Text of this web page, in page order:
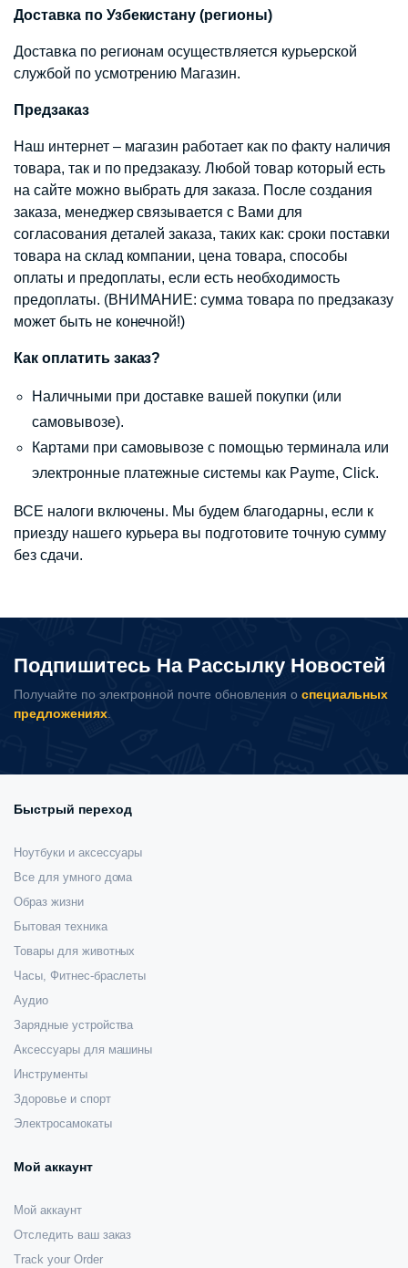
Доставка по Узбекистану (регионы)
Доставка по регионам осуществляется курьерской
службой по усмотрению Магазин.
Предзаказ
Наш интернет – магазин работает как по факту наличия
товара, так и по предзаказу. Любой товар который есть
на сайте можно выбрать для заказа. После создания
заказа, менеджер связывается с Вами для
согласования деталей заказа, таких как: сроки поставки
товара на склад компании, цена товара, способы
оплаты и предоплаты, если есть необходимость
предоплаты. (ВНИМАНИЕ: сумма товара по предзаказу
может быть не конечной!)
Как оплатить заказ?
Наличными при доставке вашей покупки (или
самовывозе).
Картами при самовывозе с помощью терминала или
электронные платежные системы как Payme, Click.
ВСЕ налоги включены. Мы будем благодарны, если к
приезду нашего курьера вы подготовите точную сумму
без сдачи.
Подпишитесь На Рассылку Новостей
Получайте по электронной почте обновления о специальных
предложениях.
Быстрый переход
Ноутбуки и аксессуары
Все для умного дома
Образ жизни
Бытовая техника
Товары для животных
Часы, Фитнес-браслеты
Аудио
Зарядные устройства
Аксессуары для машины
Инструменты
Здоровье и спорт
Электросамокаты
Мой аккаунт
Мой аккаунт
Отследить ваш заказ
Track your Order